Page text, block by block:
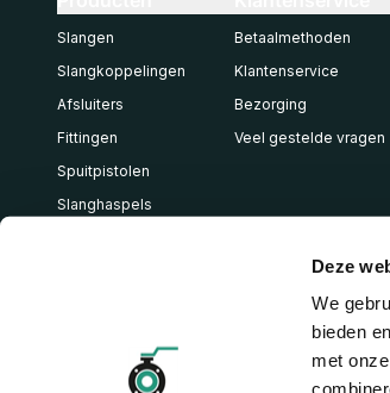
Deze
We
bieden
met
Slangen
Slangkoppelingen
Afsluiters
Fittingen
Spuitpistolen
Slanghaspels
Betaalmethoden
Klantenservice
Bezorging
Veel gestelde vragen